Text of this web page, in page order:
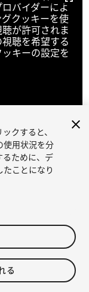
バイダーによ
クッキーを使
が許可されま
聴を希望する
キーの設定を
クすると、
使用状況を分
るために、デ
ことになり
る